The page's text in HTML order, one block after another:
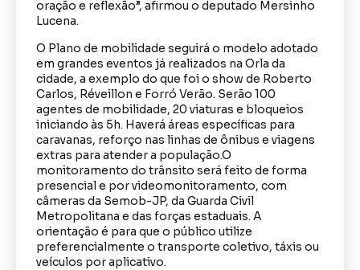
oração e reflexão”, afirmou o deputado Mersinho
Lucena.
O Plano de mobilidade seguirá o modelo adotado
em grandes eventos já realizados na Orla da
cidade, a exemplo do que foi o show de Roberto
Carlos, Réveillon e Forró Verão. Serão 100
agentes de mobilidade, 20 viaturas e bloqueios
iniciando às 5h. Haverá áreas específicas para
caravanas, reforço nas linhas de ônibus e viagens
extras para atender a população.O
monitoramento do trânsito será feito de forma
presencial e por videomonitoramento, com
câmeras da Semob-JP, da Guarda Civil
Metropolitana e das forças estaduais. A
orientação é para que o público utilize
preferencialmente o transporte coletivo, táxis ou
veículos por aplicativo.